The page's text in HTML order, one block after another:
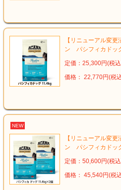
【リニューアル変
ン パシフィカドッ
定価：25,300円(税
価格： 22,770円(税
NEW
【リニューアル変
ン パシフィカドッ
定価：50,600円(税
価格： 45,540円(税